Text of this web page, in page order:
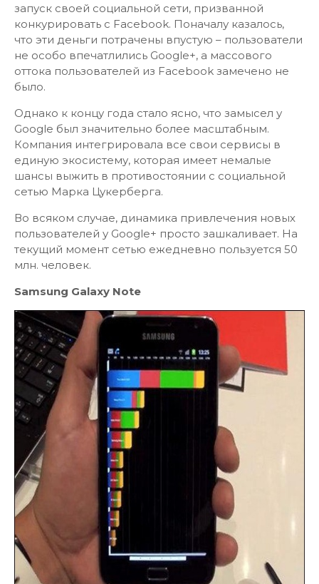
запуск своей социальной сети, призванной
конкурировать с Facebook. Поначалу казалось,
что эти деньги потрачены впустую – пользователи
не особо впечатлились Google+, а массового
оттока пользователей из Facebook замечено не
было.
Однако к концу года стало ясно, что замысел у
Google был значительно более масштабным.
Компания интегрировала все свои сервисы в
единую экосистему, которая имеет немалые
шансы выжить в противостоянии с социальной
сетью Марка Цукерберга.
Во всяком случае, динамика привлечения новых
пользователей у Google+ просто зашкаливает. На
текущий момент сетью ежедневно пользуется 50
млн. человек.
Samsung Galaxy Note